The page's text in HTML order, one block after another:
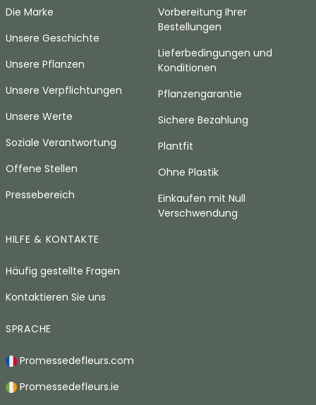
Die Marke
Unsere Geschichte
Unsere Pflanzen
Unsere Verpflichtungen
Unsere Werte
Soziale Verantwortung
Offene Stellen
Pressebereich
Vorbereitung Ihrer
Bestellungen
Lieferbedingungen und
Konditionen
Pflanzengarantie
Sichere Bezahlung
Plantfit
Ohne Plastik
Einkaufen mit Null
Verschwendung
HILFE & KONTAKTE
Häufig gestellte Fragen
Kontaktieren Sie uns
SPRACHE
Promessedefleurs.com
Promessedefleurs.ie